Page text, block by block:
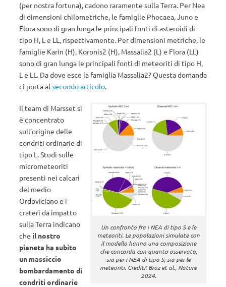
(per nostra fortuna), cadono raramente sulla Terra. Per Nea
di dimensioni chilometriche, le famiglie Phocaea, Juno e
Flora sono di gran lunga le principali fonti di asteroidi di
tipo H, L e LL, rispettivamente. Per dimensioni metriche, le
famiglie Karin (H), Koronis2 (H), Massalia2 (L) e Flora (LL)
sono di gran lunga le principali fonti di meteoriti di tipo H,
L e LL. Da dove esce la famiglia Massalia2? Questa domanda
ci porta al secondo articolo.
Un confronto fra i NEA di tipo S e le
meteoriti. Le popolazioni simulate con
il modello hanno una composizione
che concorda con quanto osservato,
sia per i NEA di tipo S, sia per le
meteoriti. Crediti: Broz et al., Nature
2024.
Il team di Marsset si
è concentrato
sull’origine delle
condriti ordinarie di
tipo L. Studi sulle
micrometeoriti
presenti nei calcari
del medio
Ordoviciano e i
crateri da impatto
sulla Terra indicano
che il nostro
pianeta ha subito
un massiccio
bombardamento di
condriti ordinarie